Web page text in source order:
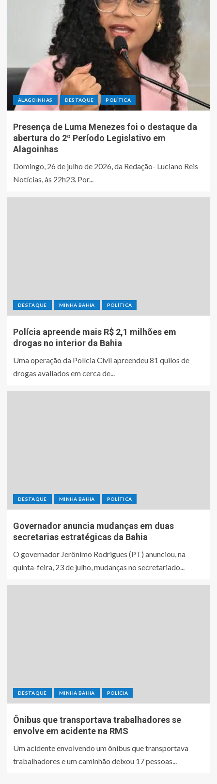
ALAGOINHAS DESTAQUE POLÍTICA
Presença de Luma Menezes foi o destaque da
abertura do 2º Período Legislativo em
Alagoinhas
Domingo, 26 de julho de 2026, da Redação- Luciano Reis
Notícias, às 22h23. Por...
DESTAQUE MINHA BAHIA POLÍTICA
Polícia apreende mais R$ 2,1 milhões em
drogas no interior da Bahia
Uma operação da Polícia Civil apreendeu 81 quilos de
drogas avaliados em cerca de...
DESTAQUE MINHA BAHIA POLÍTICA
Governador anuncia mudanças em duas
secretarias estratégicas da Bahia
O governador Jerônimo Rodrigues (PT) anunciou, na
quinta-feira, 23 de julho, mudanças no secretariado...
DESTAQUE MINHA BAHIA POLÍCIA
Ônibus que transportava trabalhadores se
envolve em acidente na RMS
Um acidente envolvendo um ônibus que transportava
trabalhadores e um caminhão deixou 17 pessoas...